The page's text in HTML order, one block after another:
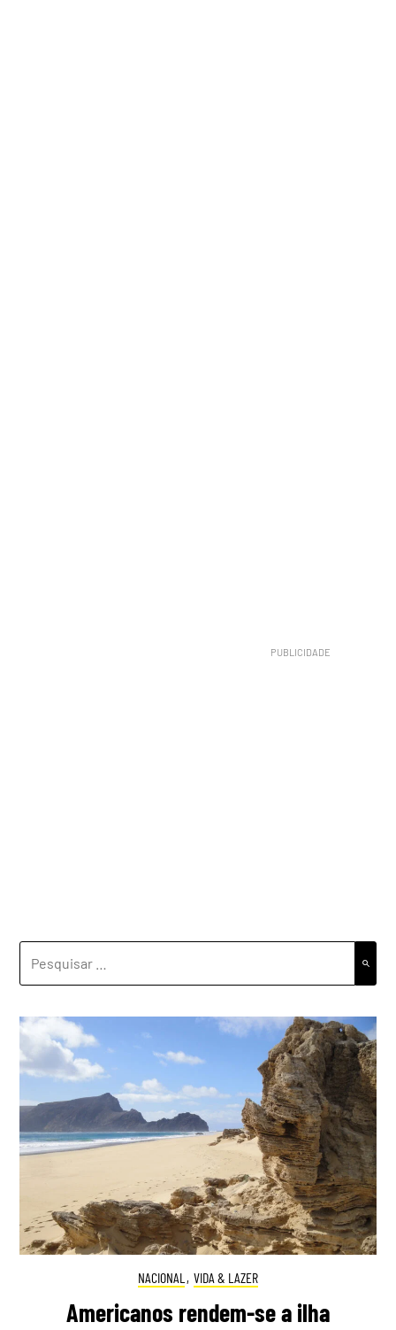
NACIONAL , VIDA & LAZER
Americanos rendem-se a ilha